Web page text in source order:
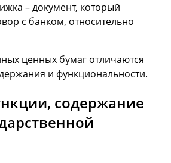
– документ, который
с банком, относительно
ценных бумаг отличаются
и функциональности.
содержание